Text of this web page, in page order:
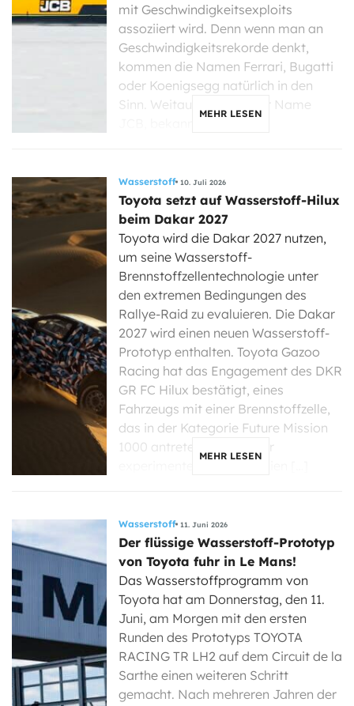
mit Geschwindigkeitsexploits
assoziiert wird. Denn wenn man an
Geschwindigkeitsrekorde denkt,
kommen die Namen Ferrari, Bugatti
oder Koenigsegg natürlich in den
Sinn. Weitaus weniger der Name
MEHR LESEN
Wasserstoff 10. Juli 2026
Toyota setzt auf Wasserstoff-Hilux
beim Dakar 2027
Toyota wird die Dakar 2027 nutzen,
um seine Wasserstoff-
Brennstoffzellentechnologie unter
den extremen Bedingungen des
Rallye-Raid zu evaluieren. Die Dakar
2027 wird einen neuen Wasserstoff-
Prototyp enthalten. Toyota Gazoo
Racing hat das Engagement des DKR
GR FC Hilux bestätigt, eines
Fahrzeugs mit einer Brennstoffzelle,
das in der Kategorie Future Mission
1000 antreten wird, die für
MEHR LESEN
Wasserstoff 11. Juni 2026
Der flüssige Wasserstoff-Prototyp
von Toyota fuhr in Le Mans!
Das Wasserstoffprogramm von
Toyota hat am Donnerstag, den 11.
Juni, am Morgen mit den ersten
Runden des Prototyps TOYOTA
RACING TR LH2 auf dem Circuit de la
Sarthe einen weiteren Schritt
gemacht. Nach mehreren Jahren der